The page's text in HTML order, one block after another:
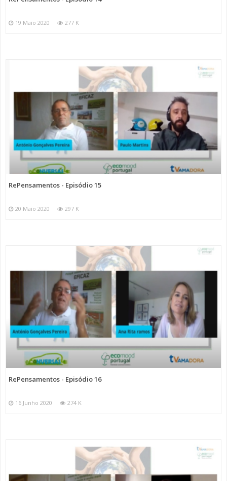
19 Maio 2020 277 K
RePensamentos - Episódio 15
20 Maio 2020 297 K
RePensamentos - Episódio 16
16 Junho 2020 274 K